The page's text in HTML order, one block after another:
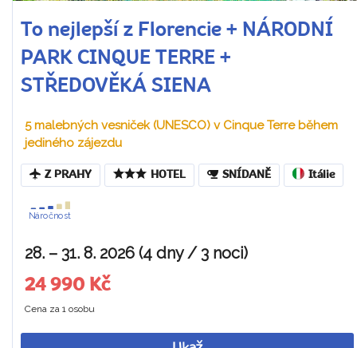
To nejlepší z Florencie + NÁRODNÍ
PARK CINQUE TERRE +
STŘEDOVĚKÁ SIENA
5 malebných vesniček (UNESCO) v Cinque Terre během
jediného zájezdu
Z PRAHY HOTEL SNÍDANĚ Itálie
Náročnost
28. – 31. 8. 2026 (4 dny / 3 noci)
24 990 Kč
Cena za 1 osobu